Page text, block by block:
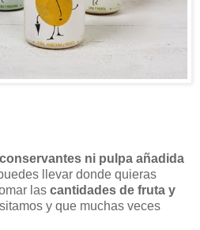
conservantes ni pulpa añadida
llevar donde quieras
las cantidades de fruta y
y que muchas veces